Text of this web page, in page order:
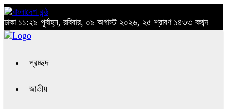
ঢাকা ১১:২৯ পূর্বাহ্ন, রবিবার, ০৯ অগাস্ট ২০২৬, ২৫ শ্রাবণ ১৪৩৩ বঙ্গাব্দ
প্রচ্ছদ
জাতীয়